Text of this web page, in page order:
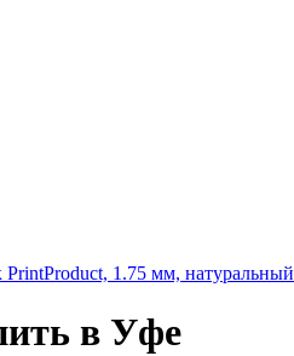
PrintProduct, 1.75 мм, натуральный
в Уфе